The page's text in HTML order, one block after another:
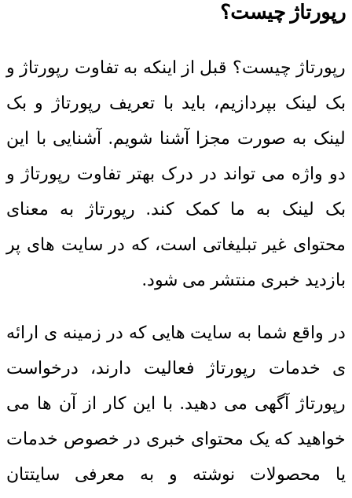
رپورتاژ چیست؟
رپورتاژ چیست؟ قبل از اینکه به تفاوت رپورتاژ و
بک لینک بپردازیم، باید با تعریف رپورتاژ و بک
لینک به صورت مجزا آشنا شویم. آشنایی با این
دو واژه می تواند در درک بهتر تفاوت رپورتاژ و
بک لینک به ما کمک کند. رپورتاژ به معنای
محتوای غیر تبلیغاتی است، که در سایت های پر
بازدید خبری منتشر می شود.
در واقع شما به سایت هایی که در زمینه ی ارائه
ی خدمات رپورتاژ فعالیت دارند، درخواست
رپورتاژ آگهی می دهید. با این کار از آن ها می
خواهید که یک محتوای خبری در خصوص خدمات
یا محصولات نوشته و به معرفی سایتتان